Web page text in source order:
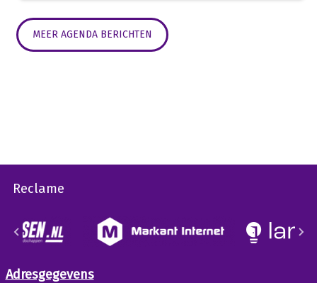
MEER AGENDA BERICHTEN
Reclame
Adresgegevens